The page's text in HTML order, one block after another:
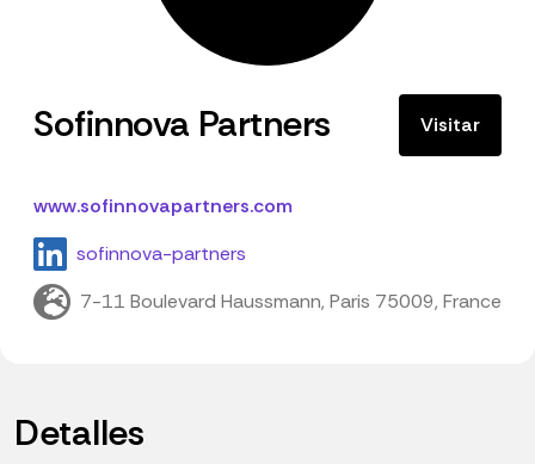
Sofinnova Partners Visitar
www.sofinnovapartners.com
sofinnova-partners
7-11 Boulevard Haussmann, Paris 75009, France
Detalles